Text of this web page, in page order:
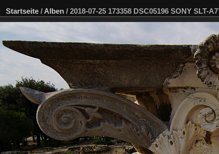
Startseite / Alben / 2018-07-25 173358 DSC05196 SONY SLT-